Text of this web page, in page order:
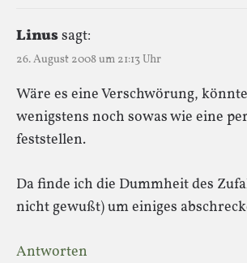
Linussagt:
26. August 2008 um 21:13 Uhr
Wäre es eine Verschwörung,
wenigstens noch sowas wie eine
feststellen.
Da finde ich die Dummheit des
nicht gewußt) um einiges
Antworten